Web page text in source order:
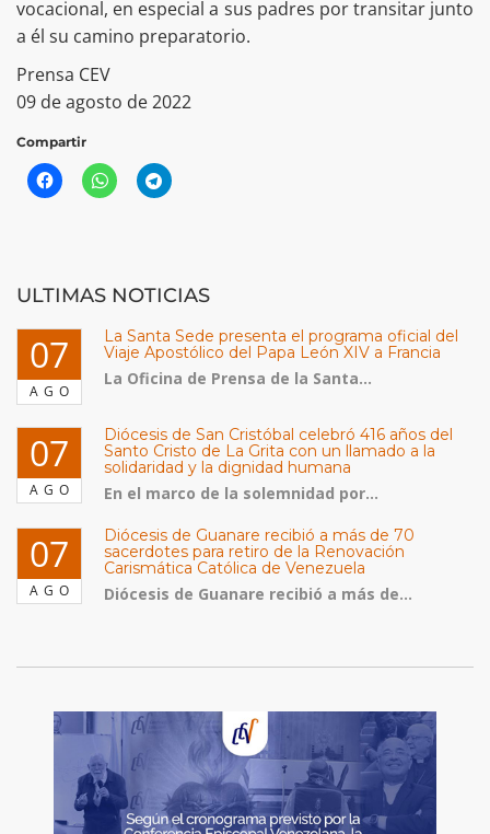
vocacional, en especial a sus padres por transitar junto
a él su camino preparatorio.
Prensa CEV
09 de agosto de 2022
Compartir
ULTIMAS NOTICIAS
07
AGO
La Santa Sede presenta el programa oficial del
Viaje Apostólico del Papa León XIV a Francia
La Oficina de Prensa de la Santa...
07
AGO
Diócesis de San Cristóbal celebró 416 años del
Santo Cristo de La Grita con un llamado a la
solidaridad y la dignidad humana
En el marco de la solemnidad por...
07
AGO
Diócesis de Guanare recibió a más de 70
sacerdotes para retiro de la Renovación
Carismática Católica de Venezuela
Diócesis de Guanare recibió a más de...